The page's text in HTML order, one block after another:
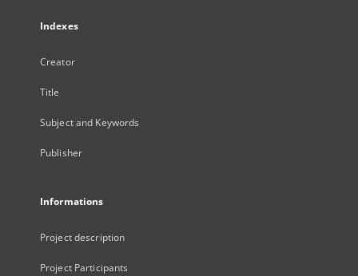
Indexes
Creator
Title
Subject and Keywords
Publisher
Informations
Project description
Project Participants